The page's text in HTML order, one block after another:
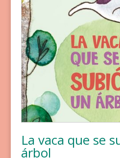
La vaca que se
árbol